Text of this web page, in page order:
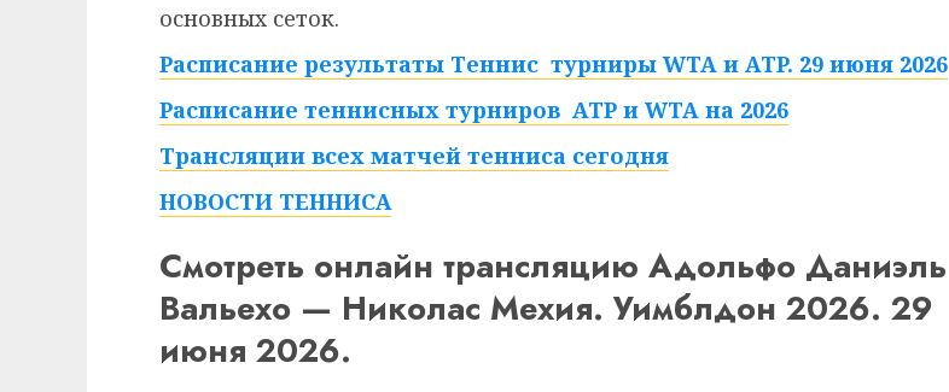
основных сеток.
Расписание результаты Теннис турниры WTA и ATP. 29 июня 2026
Расписание теннисных турниров ATP и WTA на 2026
Трансляции всех матчей тенниса сегодня
НОВОСТИ ТЕННИСА
Смотреть онлайн трансляцию Адольфо Даниэль
Вальехо — Николас Мехия. Уимблдон 2026. 29
июня 2026.